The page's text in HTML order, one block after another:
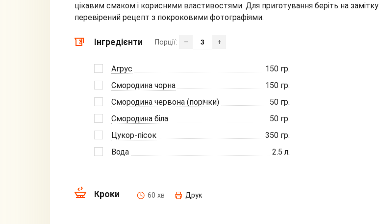
цікавим смаком і корисними властивостями. Для приготування беріть на замітку
перевірений рецепт з покроковими фотографіями.
Інгредієнти Порції: – +
Агрус 150 гр.
Смородина чорна
150 гр.
Смородина червона (порічки)
50 гр.
Смородина біла
50 гр.
Цукор-пісок
350 гр.
Вода
2.5 л.
Кроки 60 хв Друк